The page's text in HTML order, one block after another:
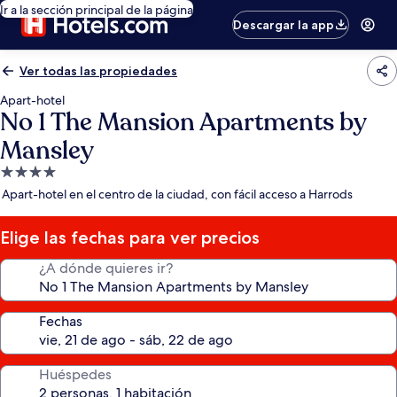
Ir a la sección principal de la página
Descargar la app
Ver todas las propiedades
Apart-hotel
No 1 The Mansion Apartments by
Mansley
Propiedad
de
estrellas
Apart-hotel en el centro de la ciudad, con fácil acceso a Harrods
Elige las fechas para ver precios
¿A dónde quieres ir?
Fechas
Huéspedes